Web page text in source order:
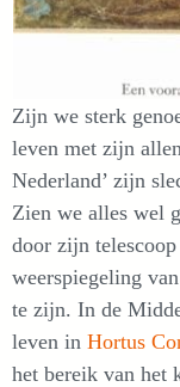
Zijn we sterk
leven met zijn
Nederland’ zijn
Zien we alles wel
door zijn
weerspiegeling
te zijn. In de
leven in Hortus
het bereik van het